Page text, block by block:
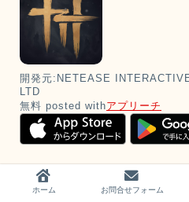
開発元: NETEASE
LTD
無料 posted withアプリーチ
ホーム お問合せフォーム